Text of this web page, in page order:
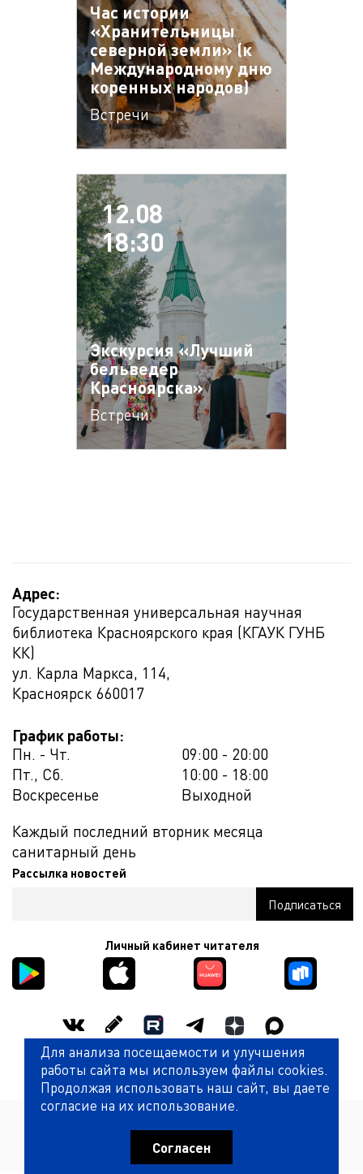
Час истории
«Хранительницы
северной земли» (к
Международному дню
коренных народов)
Встречи
12.08
18:30
Экскурсия «Лучший
бельведер
Красноярска»
Встречи
Адрес:
Государственная универсальная научная
библиотека Красноярского края (КГАУК ГУНБ
КК)
ул. Карла Маркса, 114,
Красноярск 660017
График работы:
Пн. - Чт.
09:00 - 20:00
Пт., Сб.
10:00 - 18:00
Воскресенье
Выходной
Каждый последний вторник месяца
санитарный день
Рассылка новостей
Личный кабинет читателя
Оценить работу библиотеки
© Государственная универсальная научная библиотека
Красноярского края (КГАУК ГУНБ КК)
Для анализа посещаемости и улучшения
работы сайта мы используем файлы cookies.
Продолжая использовать наш сайт, вы даете
согласие на их использование.